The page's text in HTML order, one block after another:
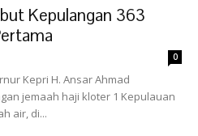
Kepulangan 363
0
Kepri H. Ansar Ahmad
jemaah haji kloter 1 Kepulauan
air, di...